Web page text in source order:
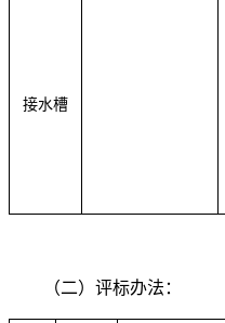
接水槽
（二）评标办法：